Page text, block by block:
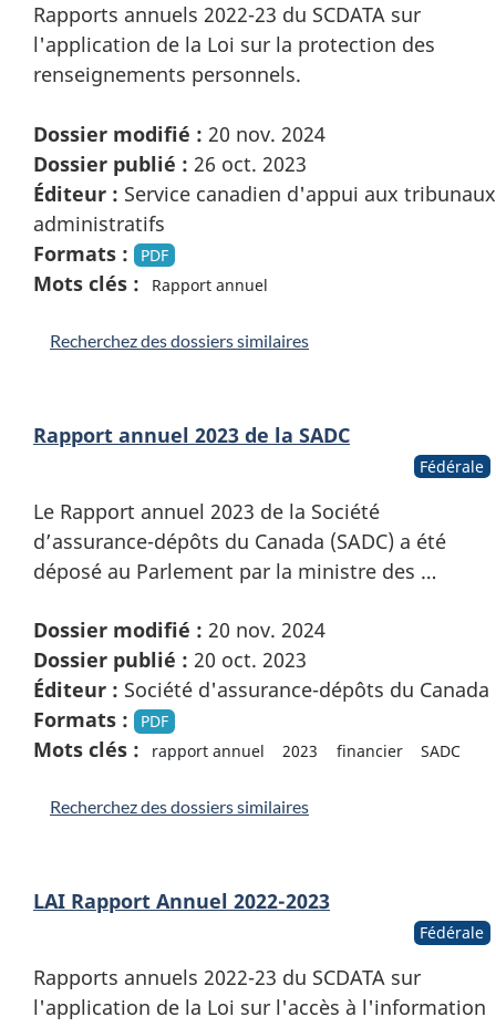
Rapports annuels 2022-23 du SCDATA sur
l'application de la Loi sur la protection des
renseignements personnels.
Dossier modifié : 20 nov. 2024
Dossier publié : 26 oct. 2023
Éditeur : Service canadien d'appui aux tribunaux
administratifs
Formats :
PDF
Mots clés : Rapport annuel
Recherchez des dossiers similaires
Rapport annuel 2023 de la SADC
Fédérale
Le Rapport annuel 2023 de la Société
d’assurance-dépôts du Canada (SADC) a été
déposé au Parlement par la ministre des …
Dossier modifié : 20 nov. 2024
Dossier publié : 20 oct. 2023
Éditeur : Société d'assurance-dépôts du Canada
Formats :
PDF
Mots clés : rapport annuel 2023 financier SADC
Recherchez des dossiers similaires
LAI Rapport Annuel 2022-2023
Fédérale
Rapports annuels 2022-23 du SCDATA sur
l'application de la Loi sur l'accès à l'information